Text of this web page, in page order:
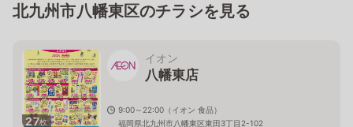
北九州市八幡東区のチラシを見る
27枚
イオン
八幡東店
9:00～22:00（イオン 食品）
福岡県北九州市八幡東区東田3丁目2-102